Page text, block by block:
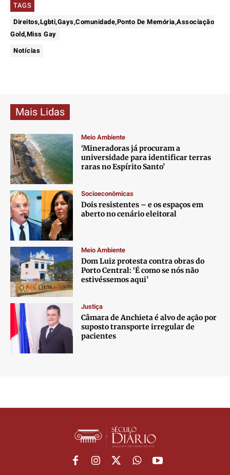
TAGS
Direitos,Lgbti,Gays,Comunidade,Ponto De Memória,Associação
Gold,Miss Gay
Notícias
Mais Lidas
Meio Ambiente
‘Mineradoras já procuram a
universidade para identificar terras
raras no Espírito Santo’
Socioeconômicas
Dois resistentes – e os espaços em
aberto no cenário eleitoral
Meio Ambiente
Dom Luiz protesta contra obras do
Porto Central: ‘É como se nós não
estivéssemos aqui’
Justiça
Câmara de Anchieta é alvo de ação por
suposto transporte irregular de
pacientes